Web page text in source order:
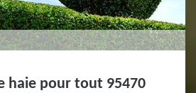
haie pour tout 95470